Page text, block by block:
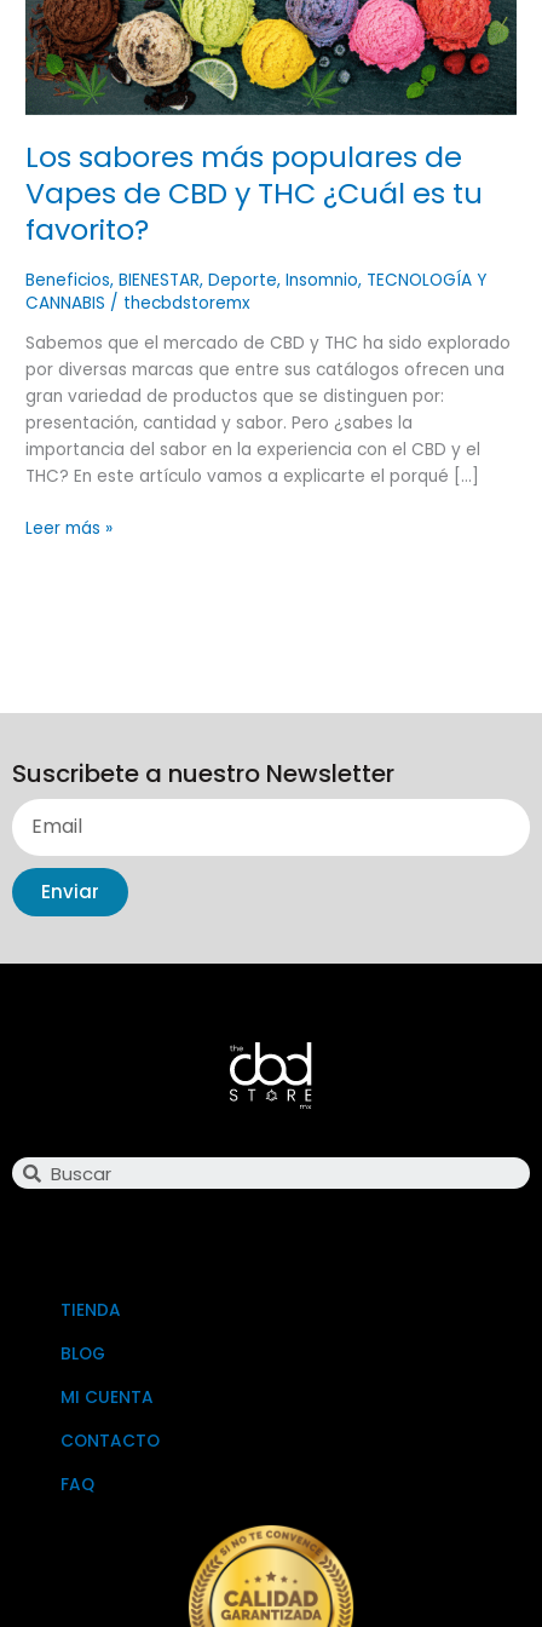
Los sabores más populares de
Vapes de CBD y THC ¿Cuál es tu
favorito?
Beneficios,BIENESTAR,Deporte,Insomnio, TECNOLOGÍA Y
CANNABIS / thecbdstoremx
Sabemos que el mercado de CBD y THC ha sido explorado
por diversas marcas que entre sus catálogos ofrecen una
gran variedad de productos que se distinguen por:
presentación, cantidad y sabor. Pero ¿sabes la
importancia del sabor en la experiencia con el CBD y el
THC? En este artículo vamos a explicarte el porqué […]
populares
de
Vapes
THC
¿Cuál
es
favorito?
Leer más »
Suscribete a nuestro Newsletter
Enviar
TIENDA
BLOG
MI CUENTA
CONTACTO
FAQ